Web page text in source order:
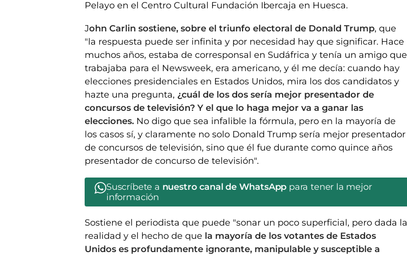
Pelayo en el Centro Cultural Fundación Ibercaja en Huesca.
John Carlin sostiene, sobre el triunfo electoral de Donald Trump, que
"la respuesta puede ser infinita y por necesidad hay que significar. Hace
muchos años, estaba de corresponsal en Sudáfrica y tenía un amigo que
trabajaba para el Newsweek, era americano, y él me decía: cuando hay
elecciones presidenciales en Estados Unidos, mira los dos candidatos y
hazte una pregunta, ¿cuál de los dos sería mejor presentador de
concursos de televisión? Y el que lo haga mejor va a ganar las
elecciones. No digo que sea infalible la fórmula, pero en la mayoría de
los casos sí, y claramente no solo Donald Trump sería mejor presentador
de concursos de televisión, sino que él fue durante como quince años
presentador de concurso de televisión".
Suscríbete a nuestro canal de WhatsApp para tener la mejor
información
Sostiene el periodista que puede "sonar un poco superficial, pero dada la
realidad y el hecho de que la mayoría de los votantes de Estados
Unidos es profundamente ignorante, manipulable y susceptible a